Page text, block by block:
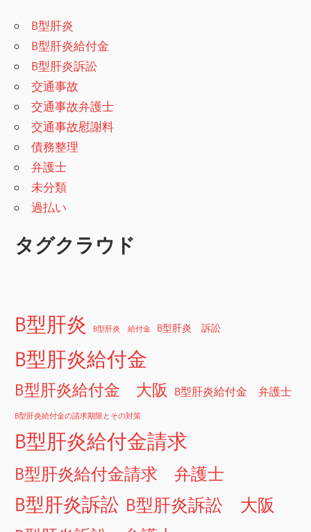
B型肝炎
B型肝炎給付金
B型肝炎訴訟
交通事故
交通事故弁護士
交通事故慰謝料
債務整理
弁護士
未分類
過払い
タグクラウド
B型肝炎 B型肝炎 給付金 B型肝炎 訴訟
B型肝炎給付金
B型肝炎給付金 大阪 B型肝炎給付金 弁護士
B型肝炎給付金の請求期限とその対策
B型肝炎給付金請求
B型肝炎給付金請求 弁護士
B型肝炎訴訟 B型肝炎訴訟 大阪